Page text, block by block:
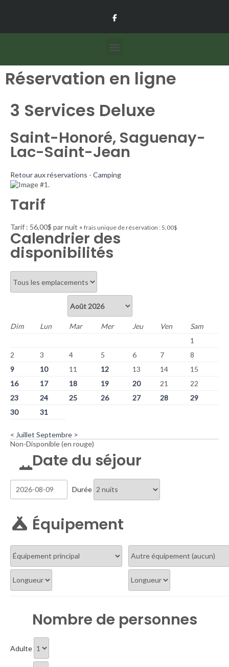
Réservation en ligne
3 Services Deluxe
Saint-Honoré, Saguenay-
Lac-Saint-Jean
Retour aux réservations - Camping
Tarif
Tarif : 56,00$ par nuit + frais unique de réservation : 5,00$
Calendrier des
disponibilités
Dim Lun Mar Mer Jeu Ven
Sam
1
2
3 4 5 6 7
8
9
10 11 12 13 14
15
16
17 18 19 20 21
22
23
24 25 26 27 28
29
30
31
< Juillet Septembre >
Non-Disponible (en rouge)
Date du séjour
Durée
Équipement
Nombre de personnes
Adulte